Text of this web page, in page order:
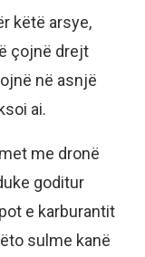
këtë arsye,
çojnë drejt
në asnjë
ai.
me dronë
goditur
e karburantit
sulme kanë